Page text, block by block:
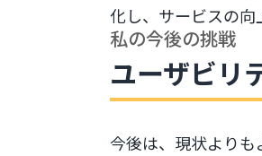
化し、サービスの向
私の今後の挑戦
ユーザビリ
今後は、現状より